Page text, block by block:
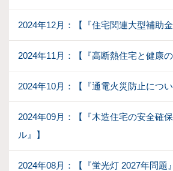
2024年12月：【『住宅関連大型補助金
2024年11月：【『高断熱住宅と健康の
2024年10月：【『通電火災防止につい
2024年09月：【『木造住宅の安全確
ル』】
2024年08月：【『蛍光灯 2027年問題